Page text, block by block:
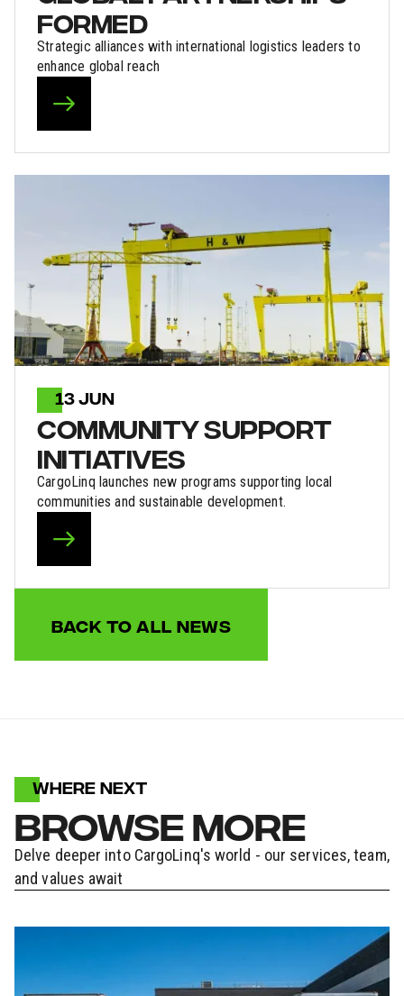
FORMED
Strategic alliances with international logistics leaders to
enhance global reach
13 JUN
COMMUNITY SUPPORT
INITIATIVES
CargoLinq launches new programs supporting local
communities and sustainable development.
BACK TO ALL NEWS
WHERE NEXT
BROWSE MORE
Delve deeper into CargoLinq's world - our services, team,
and values await